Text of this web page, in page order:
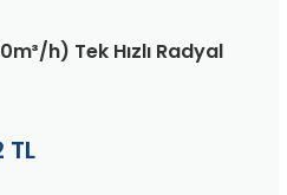
h) Tek Hızlı Radyal
TL